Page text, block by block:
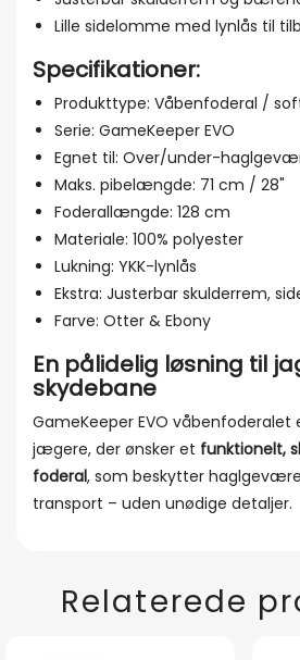
Lille sidelomme med lynlås til
Specifikationer:
Produkttype: Våbenfoderal /
Serie: GameKeeper EVO
Egnet til: Over/under-
Maks. pibelængde: 71 cm / 28"
Foderallængde: 128 cm
Materiale: 100% polyester
Lukning: YKK-lynlås
Ekstra: Justerbar skulderrem,
Farve: Otter & Ebony
En pålidelig løsning til
skydebane
GameKeeper EVO
jægere, der ønsker et funktionelt,
foderal, som beskytter
transport – uden unødige detaljer.
Relaterede